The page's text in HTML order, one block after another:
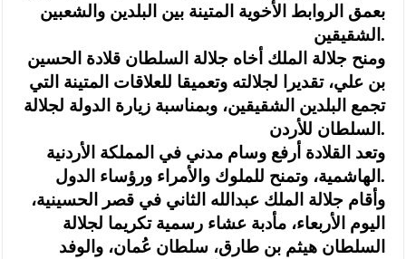
بعمق الروابط الأخوية المتينة بين البلدين والشعبين
الشقيقين.
ومنح جلالة الملك أخاه جلالة السلطان قلادة الحسين
بن علي، تقديرا لجلالته وتعميقا للعلاقات المتينة التي
تجمع البلدين الشقيقين، وبمناسبة زيارة الدولة لجلالة
السلطان للأردن.
وتعد القلادة أرفع وسام مدني في المملكة الأردنية
الهاشمية، وتمنح للملوك والأمراء ورؤساء الدول.
وأقام جلالة الملك عبدالله الثاني في قصر الحسينية،
اليوم الأربعاء، مأدبة عشاء رسمية تكريما لجلالة
السلطان هيثم بن طارق، سلطان عُمان، والوفد